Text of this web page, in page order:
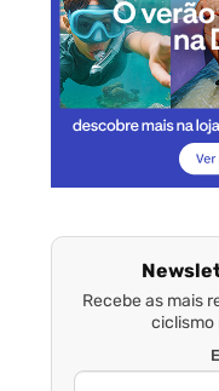
Recebe as mais
ciclismo